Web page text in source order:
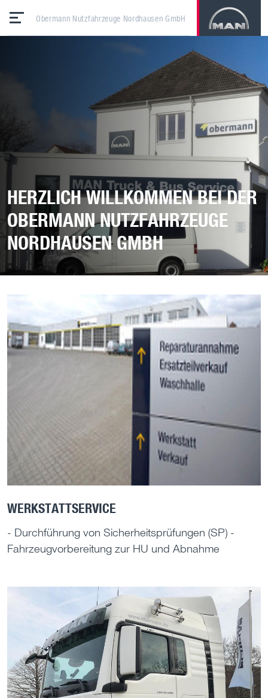
Obermann Nutzfahrzeuge Nordhausen GmbH
HERZLICH WILLKOMMEN BEI DER
OBERMANN NUTZFAHRZEUGE
NORDHAUSEN GMBH
WERKSTATTSERVICE
- Durchführung von Sicherheitsprüfungen (SP) -
Fahrzeugvorbereitung zur HU und Abnahme